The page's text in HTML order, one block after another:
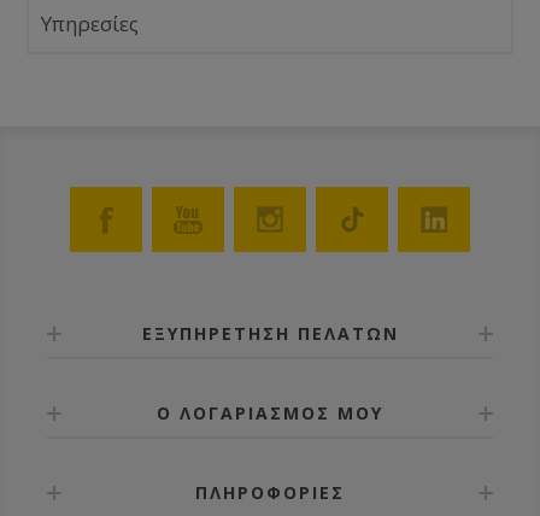
Υπηρεσίες
ΕΞΥΠΗΡΕΤΗΣΗ ΠΕΛΑΤΩΝ
Ο ΛΟΓΑΡΙΑΣΜΟΣ ΜΟΥ
ΠΛΗΡΟΦΟΡΙΕΣ